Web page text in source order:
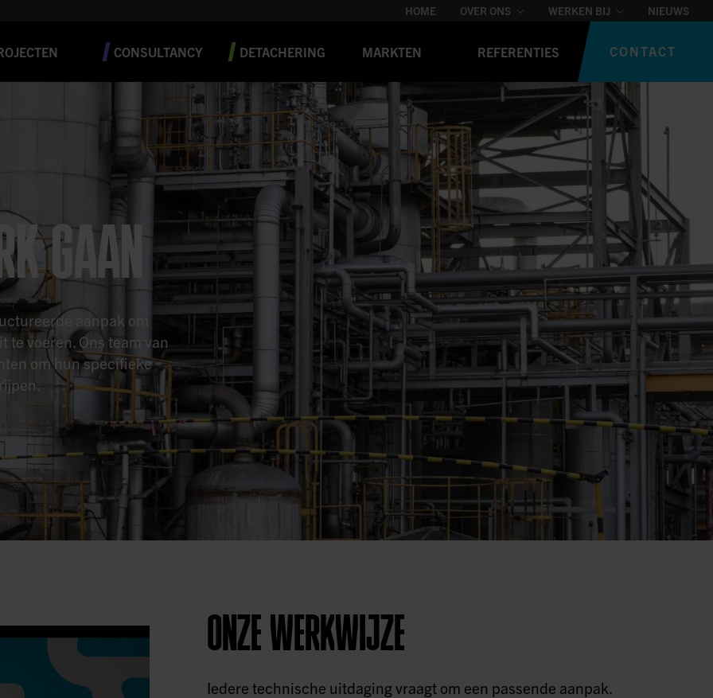
HOME OVER ONS WERKEN BIJ NIEUWS
CONSULTANCY DETACHERING MARKTEN REFERENTIES CONTACT
GAAN
aanpak om
voeren. Ons team van
om hun specifieke
ONZE WERKWIJZE
Iedere technische uitdaging vraagt om een passende aanpak.